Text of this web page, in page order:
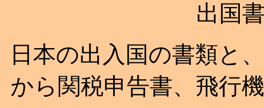
出国
日本の出入国の書類と
から関税申告書、飛行